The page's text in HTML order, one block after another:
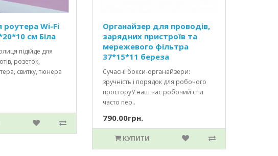
Wi-Fi
см Біла
підійде для
розеток,
свитку, тюнера
Органайзер для проводів,
зарядних пристроїв та
мережевого фільтра
37*15*11 береза
Сучасні бокси-органайзери:
зручність і порядок для робочого
просторуУ наш час робочий стіл
часто пер..
790.00грн.
КУПИТИ